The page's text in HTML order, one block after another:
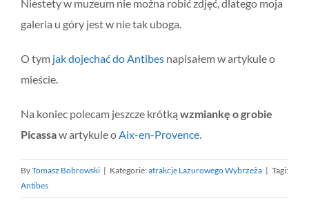
Niestety w muzeum nie można robić zdjęć, dlatego moja
galeria u góry jest w nie tak uboga.
O tym jak dojechać do Antibes napisałem w artykule o
mieście.
Na koniec polecam jeszcze krótką wzmiankę o grobie
Picassaw artykule o Aix-en-Provence
ByTomasz Bobrowski | Kategorie:atrakcje Lazurowego Wybrzeża | Tagi:
Antibes